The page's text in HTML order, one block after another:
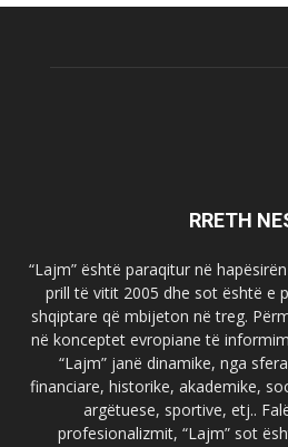
RRETH
“Lajm” është paraqitur në
prill të vitit 2005 dhe sot është e
shqiptare që mbijeton në treg.
në konceptet evropiane të
“Lajm” janë dinamike, nga
financiare, historike, akademike,
argëtuese, sportive, etj..
profesionalizmit, “Lajm” sot